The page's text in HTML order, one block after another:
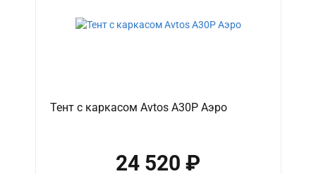
Тент с каркасом Avtos A30P Аэро
24 520 ₽